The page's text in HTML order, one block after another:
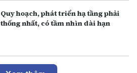
Q uy hoạch, phát triển hạ tầng phải
thống nhất, có tầm nhìn dài hạn